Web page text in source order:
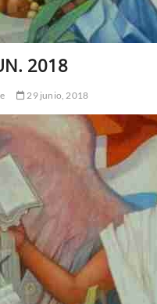
2018
29 junio, 2018